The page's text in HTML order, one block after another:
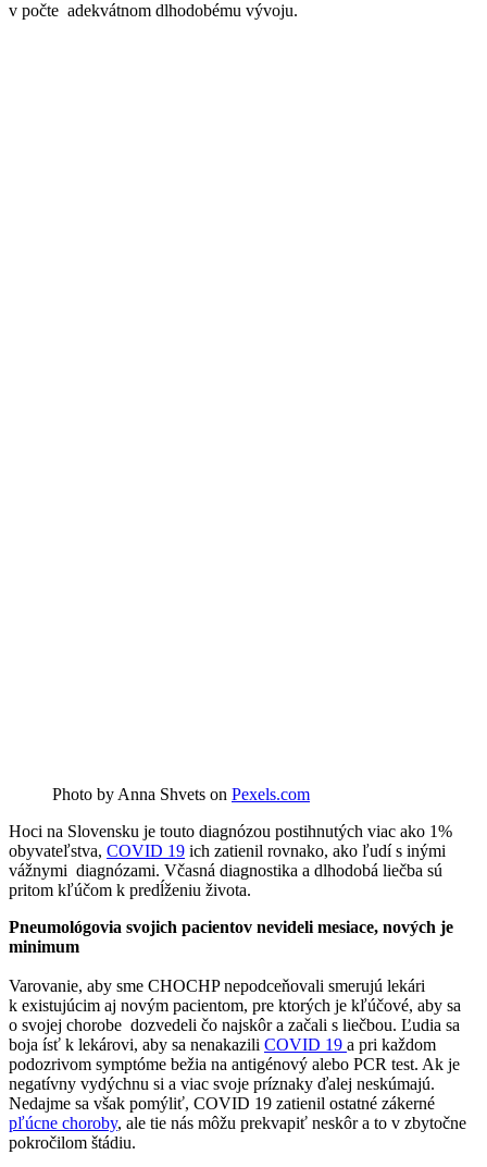
v počte adekvátnom dlhodobému vývoju.
Photo by Anna Shvets on Pexels.com
Hoci na Slovensku je touto diagnózou postihnutých viac ako 1%
obyvateľstva, COVID 19 ich zatienil rovnako, ako ľudí s inými
vážnymi diagnózami. Včasná diagnostika a dlhodobá liečba sú
pritom kľúčom k predĺženiu života.
Pneumológovia svojich pacientov nevideli mesiace, nových je
minimum
Varovanie, aby sme CHOCHP nepodceňovali smerujú lekári
k existujúcim aj novým pacientom, pre ktorých je kľúčové, aby sa
o svojej chorobe dozvedeli čo najskôr a začali s liečbou. Ľudia sa
boja ísť k lekárovi, aby sa nenakazili COVID 19 a pri každom
podozrivom symptóme bežia na antigénový alebo PCR test. Ak je
negatívny vydýchnu si a viac svoje príznaky ďalej neskúmajú.
Nedajme sa však pomýliť, COVID 19 zatienil ostatné zákerné
pľúcne choroby, ale tie nás môžu prekvapiť neskôr a to v zbytočne
pokročilom štádiu.